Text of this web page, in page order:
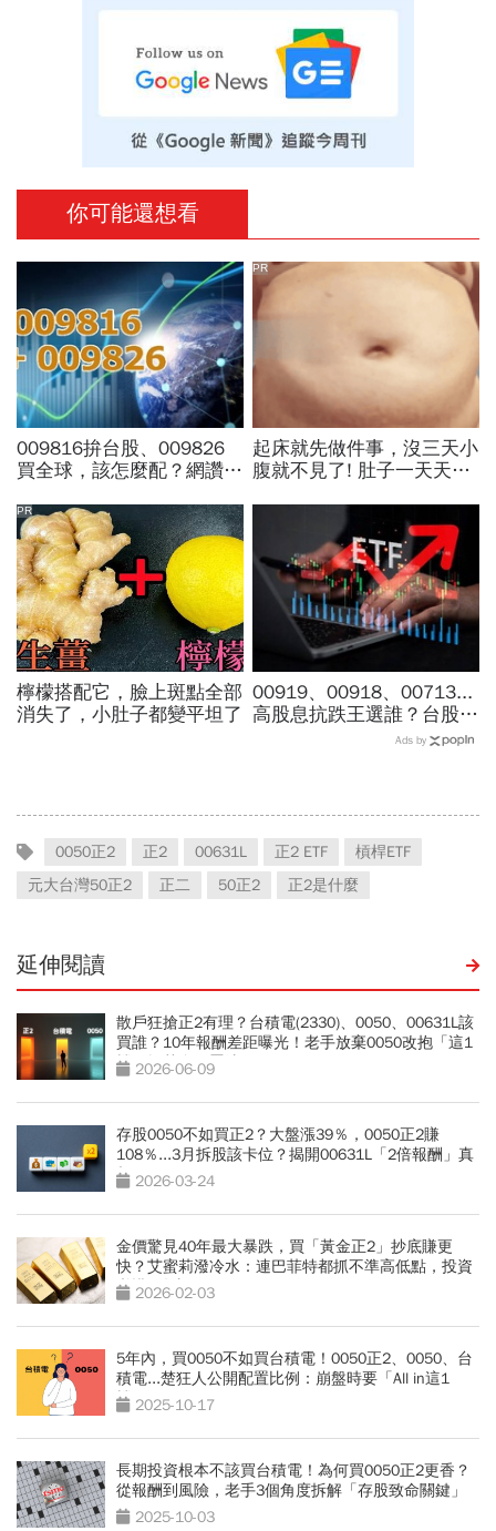
你可能還想看
009816拚台股、009826
買全球，該怎麼配？網讚
海老牛說，這種人不適合
買？
起床就先做件事，沒三天小
腹就不見了! 肚子一天天變
PR
檸檬搭配它，臉上斑點全部
消失了，小肚子都變平坦了
PR
00919、00918、00713...
高股息抗跌王選誰？台股7
月跌6％，它竟逆勢漲
Ads by
0050正2 正2 00631L 正2 ETF
槓桿ETF
元大台灣50正2
正二 50正2 正2是什麼
延伸閱讀
散戶狂搶正2有理？台積電(2330)、0050、00631L該
買誰？10年報酬差距曝光！老手放棄0050改抱「這1
檔」揭黃金配置法
2026-06-09
存股0050不如買正2？大盤漲39％，0050正2賺
108％...3月拆股該卡位？揭開00631L「2倍報酬」真
相 2026-03-24
金價驚見40年最大暴跌，買「黃金正2」抄底賺更
快？艾蜜莉潑冷水：連巴菲特都抓不準高低點，投資
必懂2件事
2026-02-03
5年內，買0050不如買台積電！0050正2、0050、台
積電...楚狂人公開配置比例：崩盤時要「All in這1
檔」2025-10-17
長期投資根本不該買台積電！為何買0050正2更香？
從報酬到風險，老手3個角度拆解「存股致命關鍵」
2025-10-03